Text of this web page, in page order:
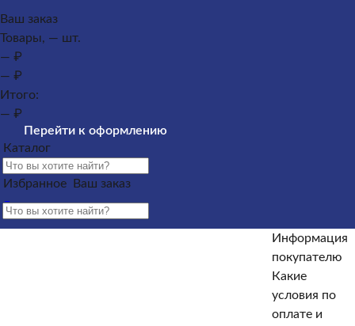
Памятники из гранита
Оформление гранитных памятников
лавочки
Контакты и адреса офисов
покупателю
оплате и доставке?
памятника?Как происходит установка?
гарантийные условия?
Отзывы
От чего зависят
Как происходит
Какие есть
Ваш заказ
Товары, — шт.
— ₽
— ₽
Итого:
— ₽
Перейти к оформлению
Каталог
Избранное Ваш заказ
Информация
покупателю
Какие
условия по
оплате и